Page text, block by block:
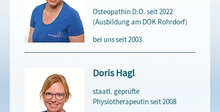
Osteopathin D.O. seit 2022
(Ausbildung am DOK Rohrdorf)
bei uns seit 2003
Doris Hagl
staatl. geprüfte
Physiotherapeutin seit 2008